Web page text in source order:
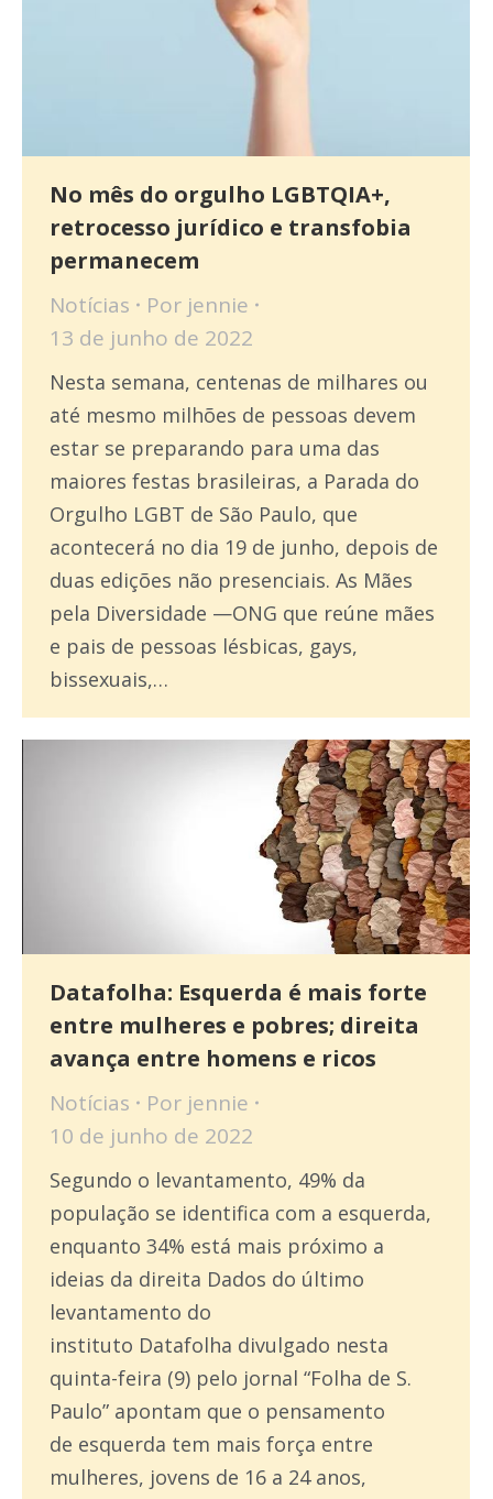
No mês do orgulho LGBTQIA+,
retrocesso jurídico e transfobia
permanecem
Notícias Por jennie
13 de junho de 2022
Nesta semana, centenas de milhares ou
até mesmo milhões de pessoas devem
estar se preparando para uma das
maiores festas brasileiras, a Parada do
Orgulho LGBT de São Paulo, que
acontecerá no dia 19 de junho, depois de
duas edições não presenciais. As Mães
pela Diversidade —ONG que reúne mães
e pais de pessoas lésbicas, gays,
bissexuais,…
Datafolha: Esquerda é mais forte
entre mulheres e pobres; direita
avança entre homens e ricos
Notícias Por jennie
10 de junho de 2022
Segundo o levantamento, 49% da
população se identifica com a esquerda,
enquanto 34% está mais próximo a
ideias da direita Dados do último
levantamento do
instituto Datafolha divulgado nesta
quinta-feira (9) pelo jornal “Folha de S.
Paulo” apontam que o pensamento
de esquerda tem mais força entre
mulheres, jovens de 16 a 24 anos,